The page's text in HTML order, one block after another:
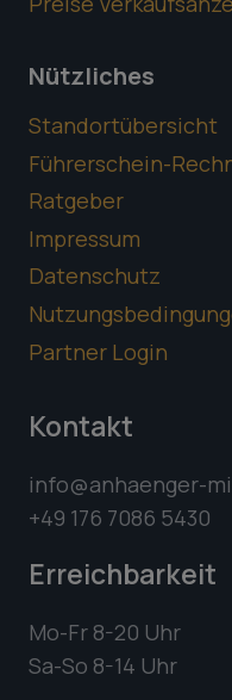
Nützliches
Standortübersicht
Führerschein-
Ratgeber
Impressum
Datenschutz
Partner Login
Kontakt
info@anhaenger-
+49 176 7086 5430
Erreichbarkeit
Mo-Fr 8-20 Uhr
Sa-So 8-14 Uhr